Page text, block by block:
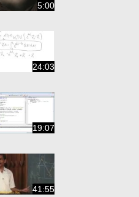
5:00
24:03
19:07
41:55